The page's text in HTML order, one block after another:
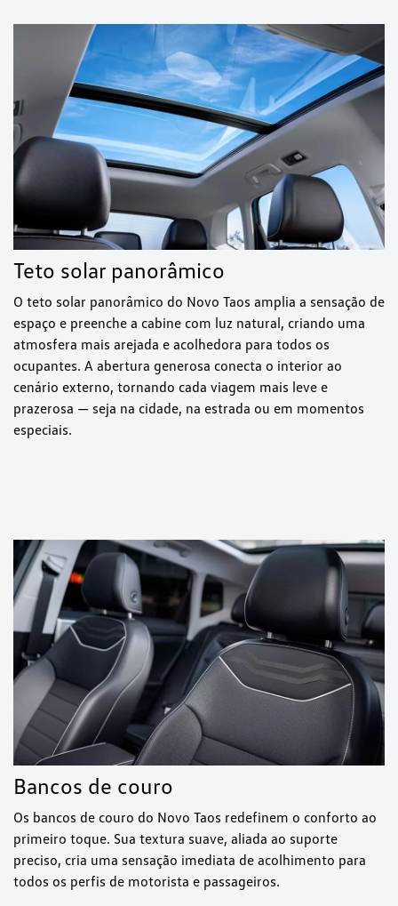
Teto solar panorâmico
O teto solar panorâmico do Novo Taos amplia a sensação de
espaço e preenche a cabine com luz natural, criando uma
atmosfera mais arejada e acolhedora para todos os
ocupantes. A abertura generosa conecta o interior ao
cenário externo, tornando cada viagem mais leve e
prazerosa — seja na cidade, na estrada ou em momentos
especiais.
Bancos de couro
Os bancos de couro do Novo Taos redefinem o conforto ao
primeiro toque. Sua textura suave, aliada ao suporte
preciso, cria uma sensação imediata de acolhimento para
todos os perfis de motorista e passageiros.